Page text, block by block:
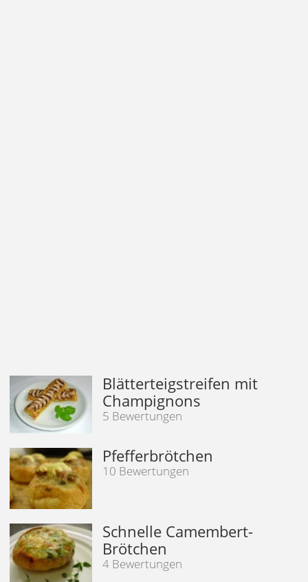
Blätterteigstreifen mit
Champignons
5 Bewertungen
Pfefferbrötchen
10 Bewertungen
Schnelle Camembert-
Brötchen
4 Bewertungen